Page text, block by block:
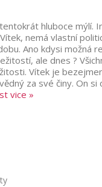
hluboce mýlí.
nemá vlastní
Ano kdysi možná
ale dnes ?
Vítek je
za své činy. On si
vice »